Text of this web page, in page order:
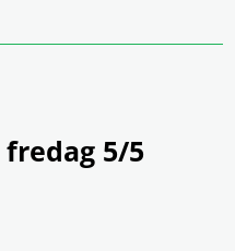
5/5